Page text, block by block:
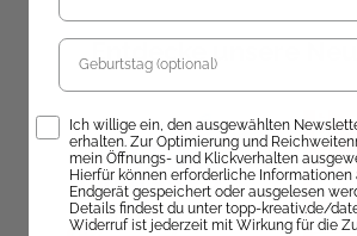
Entdecke unsere
Geburtstag
Opt-InIch willige ein, den ausgewählten
erhalten. Zur Optimierung und
mein Öffnungs- und Klickverhalten
Hierfür können erforderliche
Endgerät gespeichert oder ausgelesen
Details findest du unter topp-kreativ.de/
Widerruf ist jederzeit mit Wirkung für die